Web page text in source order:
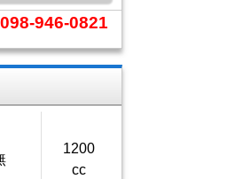
098-946-0821
1200
cc